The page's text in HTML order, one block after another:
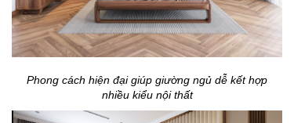
Phong cách hiện đại giúp giường ngủ dễ kết hợp
nhiều kiểu nội thất